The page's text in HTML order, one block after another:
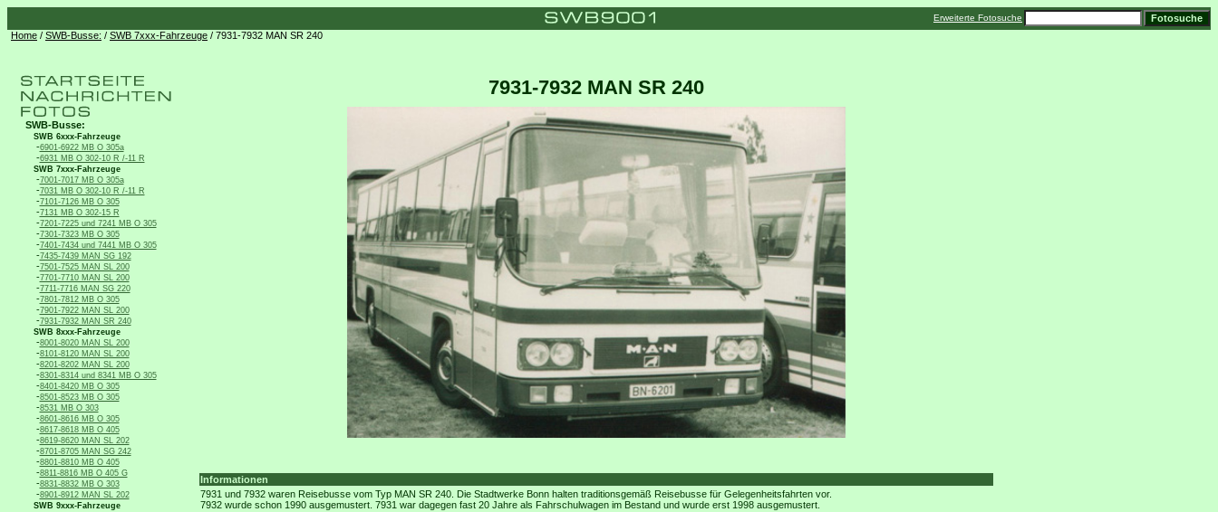
Erweiterte Fotosuche
Home / SWB-Busse: / SWB 7xxx-Fahrzeuge / 7931-7932 MAN SR 240
SWB-Busse:
SWB 6xxx-Fahrzeuge
-6901-6922 MB O 305a
-6931 MB O 302-10 R /-11 R
SWB 7xxx-Fahrzeuge
-7001-7017 MB O 305a
-7031 MB O 302-10 R /-11 R
-7101-7126 MB O 305
-7131 MB O 302-15 R
-7201-7225 und 7241 MB O 305
-7301-7323 MB O 305
-7401-7434 und 7441 MB O 305
-7435-7439 MAN SG 192
-7501-7525 MAN SL 200
-7701-7710 MAN SL 200
-7711-7716 MAN SG 220
-7801-7812 MB O 305
-7901-7922 MAN SL 200
-7931-7932 MAN SR 240
SWB 8xxx-Fahrzeuge
-8001-8020 MAN SL 200
-8101-8120 MAN SL 200
-8201-8202 MAN SL 200
-8301-8314 und 8341 MB O 305
-8401-8420 MB O 305
-8501-8523 MB O 305
-8531 MB O 303
-8601-8616 MB O 305
-8617-8618 MB O 405
-8619-8620 MAN SL 202
-8701-8705 MAN SG 242
-8801-8810 MB O 405
-8811-8816 MB O 405 G
-8831-8832 MB O 303
-8901-8912 MAN SL 202
SWB 9xxx-Fahrzeuge
7931-7932 MAN SR 240
Informationen
7931 und 7932 waren Reisebusse vom Typ MAN SR 240. Die Stadtwerke Bonn halten traditionsgemäß Reisebusse für Gelegenheitsfahrten vor.
7932 wurde schon 1990 ausgemustert. 7931 war dagegen fast 20 Jahre als Fahrschulwagen im Bestand und wurde erst 1998 ausgemustert.